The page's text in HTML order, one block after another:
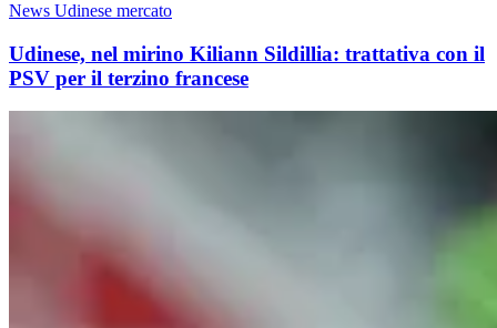
News Udinese mercato
Udinese, nel mirino Kiliann Sildillia: trattativa con il
PSV per il terzino francese